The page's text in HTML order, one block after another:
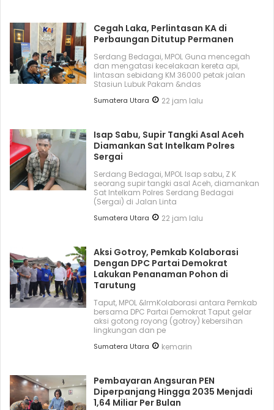
Cegah Laka, Perlintasan KA di
Perbaungan Ditutup Permanen
Serdang Bedagai, MPOL Guna mencegah
dan mengatasi kecelakaan kereta api,
lintasan sebidang KM 36000 petak jalan
Stasiun Lubuk Pakam &ndas
Sumatera Utara 22 jam lalu
Isap Sabu, Supir Tangki Asal Aceh
Diamankan Sat Intelkam Polres
Sergai
Serdang Bedagai, MPOL Isap sabu, Z K
seorang supir tangki asal Aceh, diamankan
Sat Intelkam Polres Serdang Bedagai
(Sergai) di Jalan Linta
Sumatera Utara 22 jam lalu
Aksi Gotroy, Pemkab ‎Kolaborasi
Dengan DPC Partai Demokrat
Lakukan Penanaman Pohon di
Tarutung
Taput, MPOL &lrmKolaborasi antara Pemkab
bersama DPC Partai Demokrat Taput gelar
aksi gotong royong (gotroy) kebersihan
lingkungan dan pe
Sumatera Utara kemarin
Pembayaran Angsuran PEN
Diperpanjang Hingga 2035 Menjadi
1,64 Miliar Per Bulan